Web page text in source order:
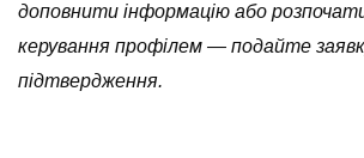
доповнити інформацію або
керування профілем — подайте
підтвердження.